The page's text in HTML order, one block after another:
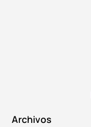
Archivos